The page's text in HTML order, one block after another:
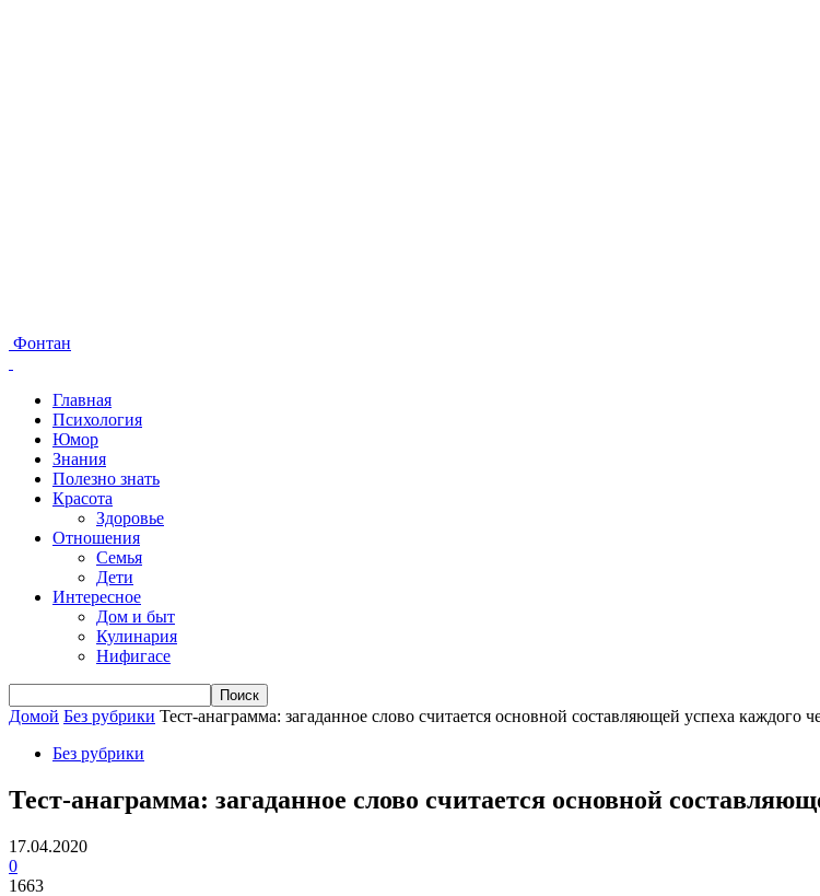
Фонтан
Главная
Психология
Юмор
Знания
Полезно знать
Красота
Здоровье
Отношения
Семья
Дети
Интересное
Дом и быт
Кулинария
Нифигасе
Домой Без рубрики Тест-анаграмма: загаданное слово считается основной составляющей успеха каждого
Без рубрики
Тест-анаграмма: загаданное слово считается основной
17.04.2020
0
1663